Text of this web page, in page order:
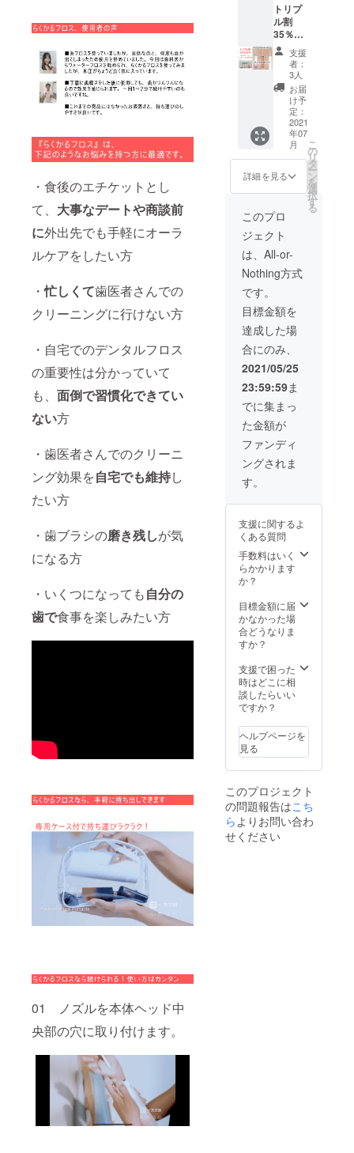
・食後のエチケットとし
て、 大事なデートや商談前
に外出先でも手軽にオーラ
ルケアをしたい方
・忙しくて歯医者さんでの
クリーニングに行けない方
・自宅でのデンタルフロス
の重要性は分かっていて
も、 面倒で習慣化できてい
ない方
・歯医者さんでのクリーニ
ング効果を自宅でも維持し
たい方
・歯ブラシの磨き残しが気
になる方
・いくつになっても自分の
歯で食事を楽しみたい方
01 ノズルを本体ヘッド中
央部の穴に取り付けます。
トリプ
ル割
35％OF
F らく
かるフ
ロス
（ベー
シック
セッ
ト）
21,000
円
→
13,650
円 送
料、消
費税込
み
支援
者：
3人
お届
け予
定：
2021
年07
月
詳細を見る
こ
の
リ
タ
ー
ン
を
選
択
す
る
このプロ
ジェクト
は、All-or-
Nothing方式
です。
目標金額を
達成した場
合にのみ、
2021/05/25
23:59:59ま
でに集まっ
た金額が
ファンディ
ングされま
す。
支援に関するよ
くある質問
手数料はいく
らかかります
か？
目標金額に届
かなかった場
合どうなりま
すか？
支援で困った
時はどこに相
談したらいい
ですか？
ヘルプページを
見る
このプロジェクト
の問題報告はこち
ら よりお問い合わ
せください